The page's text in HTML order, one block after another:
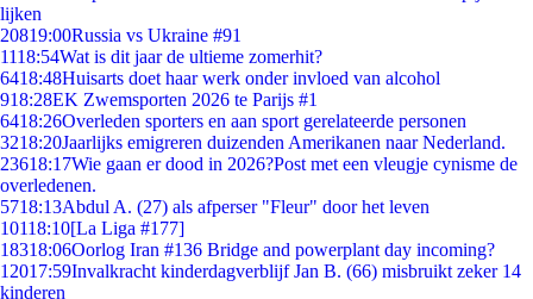
lijken
20819:00Russia vs Ukraine #91
1118:54Wat is dit jaar de ultieme zomerhit?
6418:48Huisarts doet haar werk onder invloed van alcohol
918:28EK Zwemsporten 2026 te Parijs #1
6418:26Overleden sporters en aan sport gerelateerde personen
3218:20Jaarlijks emigreren duizenden Amerikanen naar Nederland.
23618:17Wie gaan er dood in 2026?Post met een vleugje cynisme de
overledenen.
5718:13Abdul A. (27) als afperser "Fleur" door het leven
10118:10[La Liga #177]
18318:06Oorlog Iran #136 Bridge and powerplant day incoming?
12017:59Invalkracht kinderdagverblijf Jan B. (66) misbruikt zeker 14
kinderen